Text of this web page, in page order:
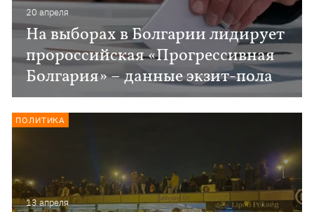
20 апреля
На выборах в Болгарии лидирует
пророссийская «Прогрессивная
Болгария» – данные экзит-пола
13 апреля
ПОЛИТИКА